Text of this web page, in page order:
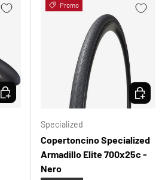
SCEGLI OPZIONI
Promo
Specialized
Copertoncino Specialized
Armadillo Elite 700x25c -
Nero
SCEGLI